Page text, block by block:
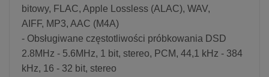
bitowy, FLAC, Apple Lossless (ALAC), WAV,
AIFF, MP3, AAC (M4A)
- Obsługiwane częstotliwości próbkowania DSD
2.8MHz - 5.6MHz, 1 bit, stereo, PCM, 44,1 kHz - 384
kHz, 16 - 32 bit, stereo